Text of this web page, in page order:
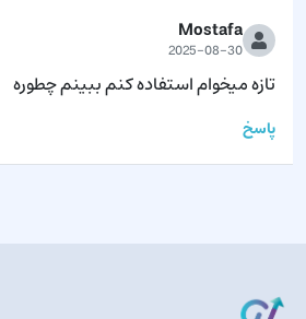
Mostafa
2025-08-30
تازه میخوام استفاده کنم ببینم چطوره
پاسخ